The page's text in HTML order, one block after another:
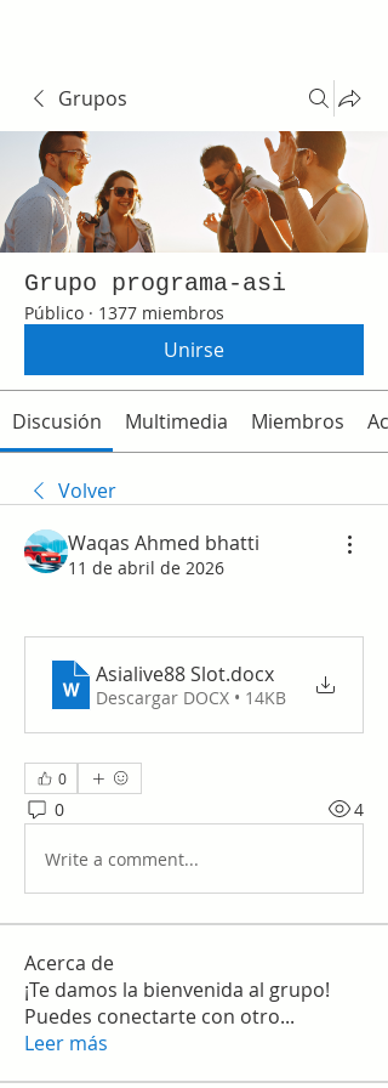
Grupos
Grupo programa-asi
Público · 1377 miembros
Unirse
Discusión Multimedia Miembros
Volver
Waqas Ahmed bhatti
11 de abril de 2026
Asialive88 Slot.docx
Descargar DOCX • 14KB
0
0 4
Write a comment...
Acerca de
¡Te damos la bienvenida al grupo!
Puedes conectarte con otro...
Leer más